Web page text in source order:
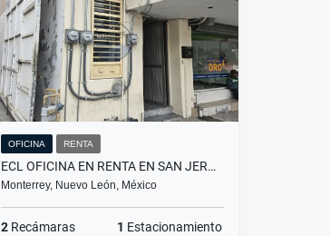
OFICINA RENTA
ECL OFICINA EN RENTA EN SAN JERONIMO MONTERREY
Monterrey, Nuevo León, México
2 Recámaras 1 Estacionamiento